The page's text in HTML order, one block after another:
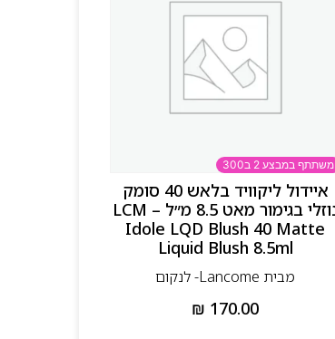
משתתף במבצע 2 ב300
איידול ליקוויד בלאש 40 סומק
נוזלי בגימור מאט 8.5 מ״ל – LCM
Idole LQD Blush 40 Matte
Liquid Blush 8.5ml
מבית Lancome- לנקום
₪ 170.00